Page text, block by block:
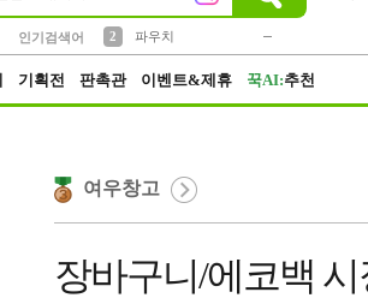
인기검색어
2
파우치
기획전 판촉관 이벤트&제휴 꾹AI:추천
여우창고
장바구니/에코백